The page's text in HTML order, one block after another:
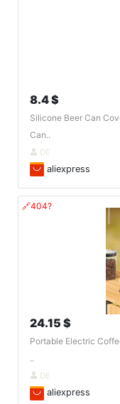
8.4 $
Silicone Beer Can
Can..
DE
aliexpress
🔗404?
24.15 $
Portable Electric
..
DE
aliexpress